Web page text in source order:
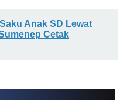
Anak SD Lewat
Cetak